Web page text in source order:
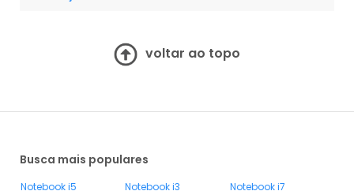
voltar ao topo
Busca mais populares
Notebook i5 Notebook i3
Notebook i7